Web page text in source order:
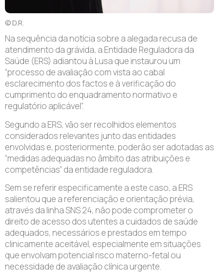
© D.R.
Na sequência da notícia sobre a alegada recusa de
atendimento da grávida, a Entidade Reguladora da
Saúde (ERS) adiantou à Lusa que instaurou um
“processo de avaliação com vista ao cabal
esclarecimento dos factos e à verificação do
cumprimento do enquadramento normativo e
regulatório aplicável”.
Segundo a ERS, vão ser recolhidos elementos
considerados relevantes junto das entidades
envolvidas e, posteriormente, poderão ser adotadas as
“medidas adequadas no âmbito das atribuições e
competências” da entidade reguladora.
Sem se referir especificamente a este caso, a ERS
salientou que a referenciação e orientação prévia,
através da linha SNS 24, não pode comprometer o
direito de acesso dos utentes a cuidados de saúde
adequados, necessários e prestados em tempo
clinicamente aceitável, especialmente em situações
que envolvam potencial risco materno-fetal ou
necessidade de avaliação clínica urgente.